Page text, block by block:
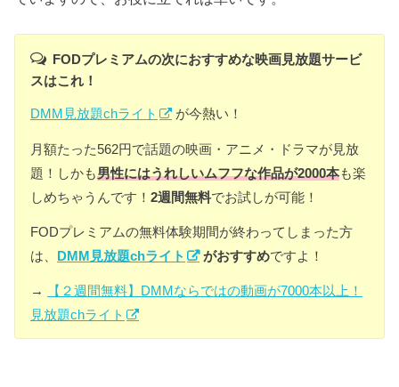
FODプレミアムの次におすすめな映画見放題サービ
スはこれ！
DMM見放題chライト が今熱い！
月額たった562円で話題の映画・アニメ・ドラマが見放
題！しかも男性にはうれしいムフフな作品が2000本も楽
しめちゃうんです！2週間無料でお試しが可能！
FODプレミアムの無料体験期間が終わってしまった方
は、 DMM見放題chライト がおすすめですよ！
→
【２週間無料】DMMならではの動画が7000本以上！
見放題chライト